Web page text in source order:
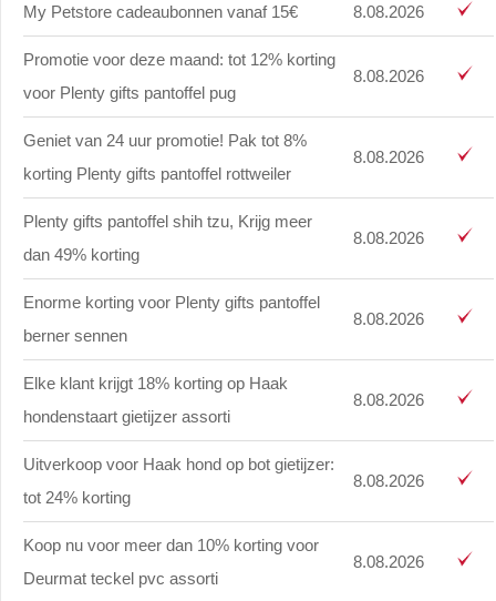
My Petstore cadeaubonnen vanaf 15€ 8.08.2026
Promotie voor deze maand: tot 12% korting
voor Plenty gifts pantoffel pug
8.08.2026
Geniet van 24 uur promotie! Pak tot 8%
korting Plenty gifts pantoffel rottweiler
8.08.2026
Plenty gifts pantoffel shih tzu, Krijg meer
dan 49% korting
8.08.2026
Enorme korting voor Plenty gifts pantoffel
berner sennen
8.08.2026
Elke klant krijgt 18% korting op Haak
hondenstaart gietijzer assorti
8.08.2026
Uitverkoop voor Haak hond op bot gietijzer:
tot 24% korting
8.08.2026
Koop nu voor meer dan 10% korting voor
Deurmat teckel pvc assorti
8.08.2026